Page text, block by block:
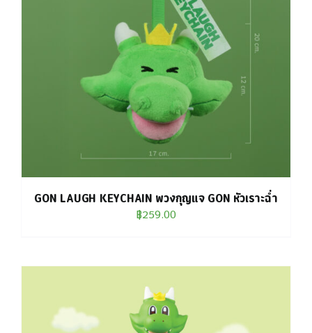
GON LAUGH KEYCHAIN พวงกุญแจ GON หัวเราะฉ่ำ
฿259.00